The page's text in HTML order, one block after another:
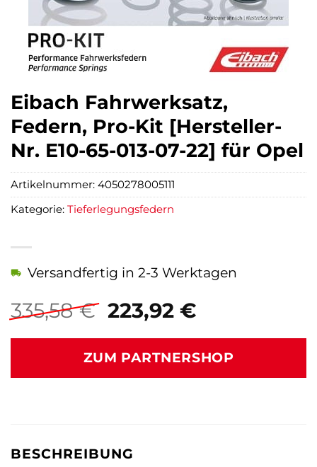
Eibach Fahrwerksatz,
Federn, Pro-Kit [Hersteller-
Nr. E10-65-013-07-22] für Opel
335,58€ Ursprünglicher
Preis
war:
335,58 €
223,92 €Aktueller
ist:
223,92 €.
Versandfertig in 2-3 Werktagen
ZUM PARTNERSHOP
Artikelnummer: 4050278005111
Kategorie: Tieferlegungsfedern
BESCHREIBUNG